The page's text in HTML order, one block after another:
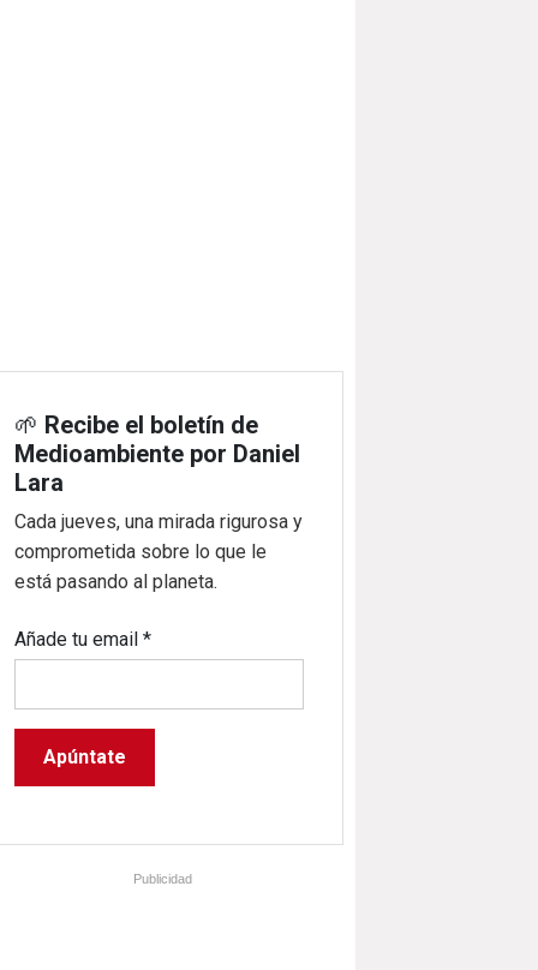
🌱 Recibe el boletín de
Medioambiente por Daniel
Lara
Cada jueves, una mirada rigurosa y
comprometida sobre lo que le
está pasando al planeta.
Añade tu email*
Publicidad